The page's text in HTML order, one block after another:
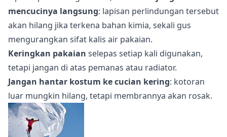
mencucinya langsung: lapisan perlindungan tersebut
akan hilang jika terkena bahan kimia, sekali gus
mengurangkan sifat kalis air pakaian.
Keringkan pakaian selepas setiap kali digunakan,
tetapi jangan di atas pemanas atau radiator.
Jangan hantar kostum ke cucian kering: kotoran
luar mungkin hilang, tetapi membrannya akan rosak.